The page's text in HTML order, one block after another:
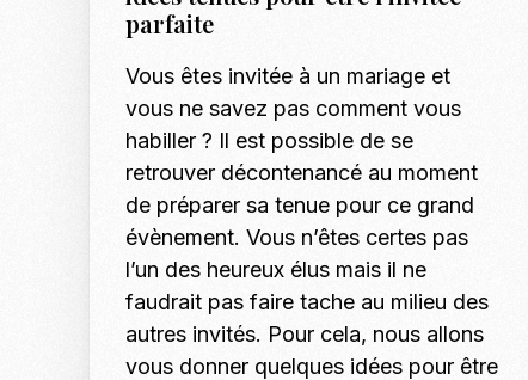
parfaite
Vous êtes invitée à un mariage et
vous ne savez pas comment vous
habiller ? Il est possible de se
retrouver décontenancé au moment
de préparer sa tenue pour ce grand
évènement. Vous n’êtes certes pas
l’un des heureux élus mais il ne
faudrait pas faire tache au milieu des
autres invités. Pour cela, nous allons
vous donner quelques idées pour être